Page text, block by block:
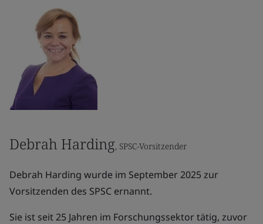
Debrah Harding, SPSC-Vorsitzender
Debrah Harding wurde im September 2025 zur
Vorsitzenden des SPSC ernannt.
Sie ist seit 25 Jahren im Forschungssektor tätig, zuvor